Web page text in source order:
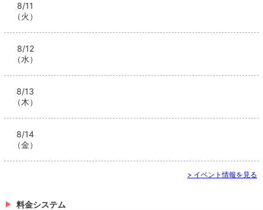
8/11
（火）
8/12
（水）
8/13
（木）
8/14
（金）
> イベント情報を見る
料金システム